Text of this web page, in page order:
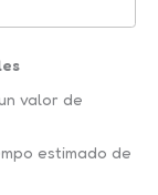
valor de
estimado de